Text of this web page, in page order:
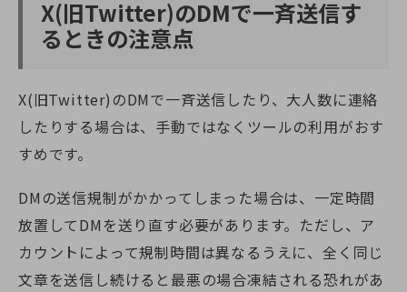
X(旧Twitter)のDMで一斉送信す
るときの注意点
X(旧Twitter) のDMで一斉送信したり、大人数に連絡
したりする場合は、手動ではなくツールの利用がおす
すめです。
DMの送信規制がかかってしまった場合は、一定時間
放置してDMを送り直す必要があります。ただし、ア
カウントによって規制時間は異なるうえに、全く同じ
文章を送信し続けると最悪の場合凍結される恐れがあ